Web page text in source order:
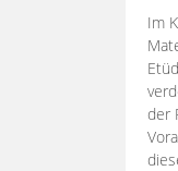
Im
der